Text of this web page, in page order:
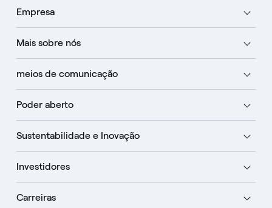
Empresa
Mais sobre nós
meios de comunicação
Poder aberto
Sustentabilidade e Inovação
Investidores
Carreiras